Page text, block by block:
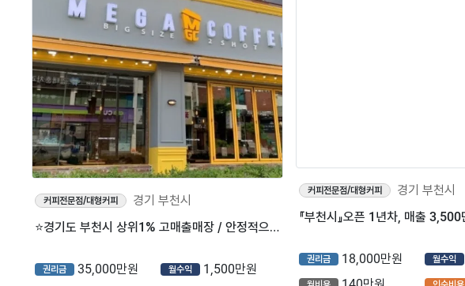
커피전문점/대형커피
경기 부천시
⭐경기도 부천시 상위1% 고매출매장 / 안정적으로 자리잡혀 운영중인 ＂메가커피＂ ⭐
권리금 35,000만원 월수익 1,500만원
커피전문점/대형커피
경기 부천시
권리금 18,000만원 월수익